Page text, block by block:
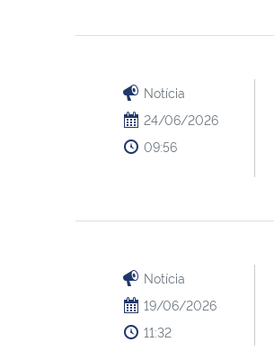
Notícia
24/06/2026
09:56
Notícia
19/06/2026
11:32